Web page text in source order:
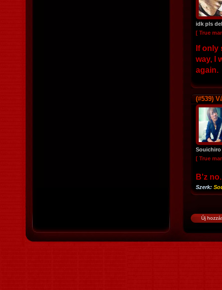
idk pls
[ True
If only
way, I
again.
(#539)
Souichiro
[ True
B'z
Szerk: